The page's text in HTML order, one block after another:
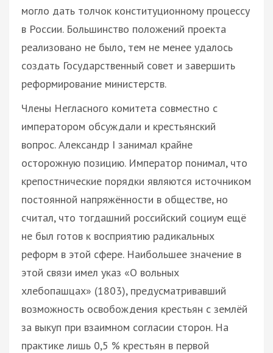
могло дать толчок конституционному процессу
в России. Большинство положений проекта
реализовано не было, тем не менее удалось
создать Государственный совет и завершить
реформирование министерств.
Члены Негласного комитета совместно с
императором обсуждали и крестьянский
вопрос. Александр I занимал крайне
осторожную позицию. Император понимал, что
крепостнические порядки являются источником
постоянной напряжённости в обществе, но
считал, что тогдашний российский социум ещё
не был готов к восприятию радикальных
реформ в этой сфере. Наибольшее значение в
этой связи имел указ «О вольных
хлебопашцах» (1803), предусматривавший
возможность освобождения крестьян с землёй
за выкуп при взаимном согласии сторон. На
практике лишь 0,5 % крестьян в первой